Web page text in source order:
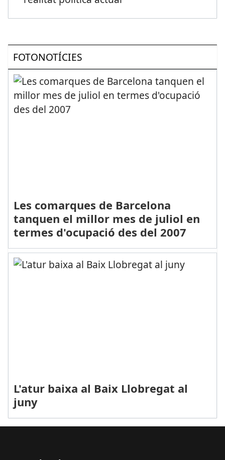
FOTONOTÍCIES
Les comarques de Barcelona
tanquen el millor mes de juliol en
termes d'ocupació des del 2007
L'atur baixa al Baix Llobregat al
juny